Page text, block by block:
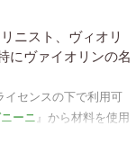
ニスト、ヴィオリ
にヴァイオリンの名
イセンスの下で利用可
ーニ 』から材料を使用